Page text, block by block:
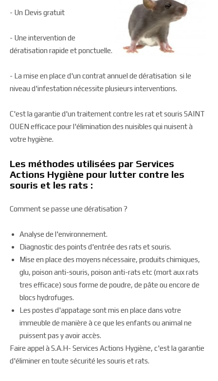
- Un Devis gratuit
- Une intervention de
dératisation rapide et ponctuelle.
- La mise en place d'un contrat annuel de dératisation si le
niveau d'infestation nécessite plusieurs interventions.
C'est la garantie d'un traitement contre les rat et souris SAINT
OUEN efficace pour l'élimination des nuisibles qui nuisent à
votre hygiène.
Les méthodes utilisées par Services
Actions Hygiène pour lutter contre les
souris et les rats :
Comment se passe une dératisation ?
Analyse de l'environnement.
Diagnostic des points d'entrée des rats et souris.
Mise en place des moyens nécessaire, produits chimiques,
glu, poison anti-souris, poison anti-rats etc (mort aux rats
tres efficace) sous forme de poudre, de pâte ou encore de
blocs hydrofuges.
Les postes d'appatage sont mis en place dans votre
immeuble de manière à ce que les enfants ou animal ne
puissent pas y avoir accès.
Faire appel à S.A.H- Services Actions Hygiène, c'est la garantie
d'éliminer en toute sécurité les souris et rats.